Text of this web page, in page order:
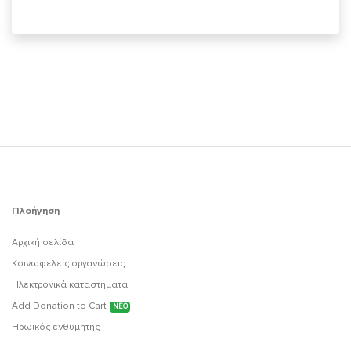
Πλοήγηση
Αρχική σελίδα
Κοινωφελείς οργανώσεις
Ηλεκτρονικά καταστήματα
Add Donation to Cart
ΝΕΟ
Ηρωικός ενθυμητής